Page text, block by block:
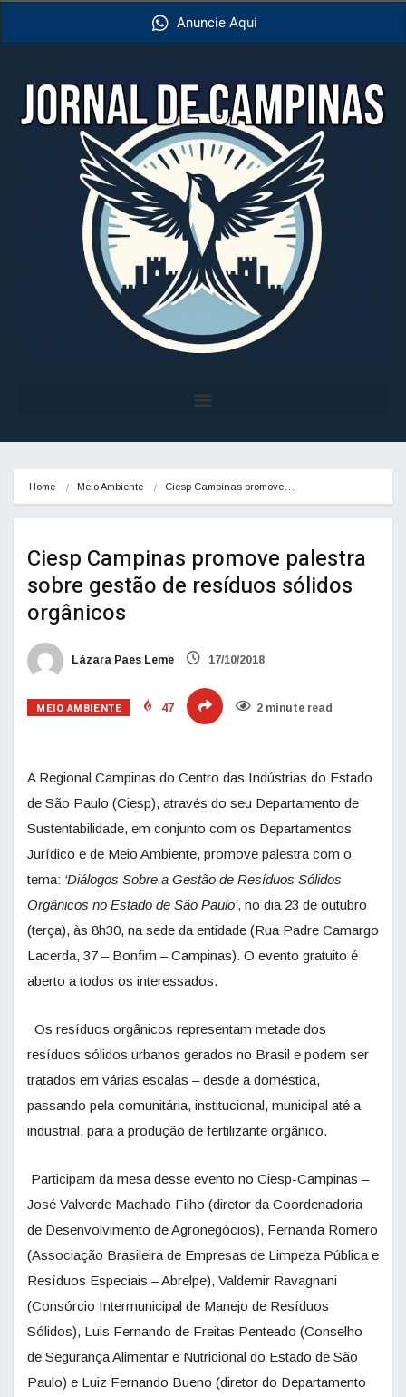
Anuncie Aqui
Home Meio Ambiente Ciesp Campinas promove…
Ciesp Campinas promove palestra
sobre gestão de resíduos sólidos
orgânicos
Lázara Paes Leme 17/10/2018
MEIO AMBIENTE 47 2 minute read
A Regional Campinas do Centro das Indústrias do Estado
de São Paulo (Ciesp), através do seu Departamento de
Sustentabilidade, em conjunto com os Departamentos
Jurídico e de Meio Ambiente, promove palestra com o
tema: ‘Diálogos Sobre a Gestão de Resíduos Sólidos
Orgânicos no Estado de São Paulo’, no dia 23 de outubro
(terça), às 8h30, na sede da entidade (Rua Padre Camargo
Lacerda, 37 – Bonfim – Campinas). O evento gratuito é
aberto a todos os interessados.
Os resíduos orgânicos representam metade dos
resíduos sólidos urbanos gerados no Brasil e podem ser
tratados em várias escalas – desde a doméstica,
passando pela comunitária, institucional, municipal até a
industrial, para a produção de fertilizante orgânico.
Participam da mesa desse evento no Ciesp-Campinas –
José Valverde Machado Filho (diretor da Coordenadoria
de Desenvolvimento de Agronegócios), Fernanda Romero
(Associação Brasileira de Empresas de Limpeza Pública e
Resíduos Especiais – Abrelpe), Valdemir Ravagnani
(Consórcio Intermunicipal de Manejo de Resíduos
Sólidos), Luis Fernando de Freitas Penteado (Conselho
de Segurança Alimentar e Nutricional do Estado de São
Paulo) e Luiz Fernando Bueno (diretor do Departamento